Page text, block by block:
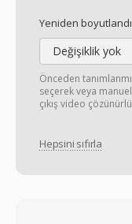
Yeniden
Değişiklik yok
Önceden
seçerek veya
çıkış video
Hepsini sıfırla